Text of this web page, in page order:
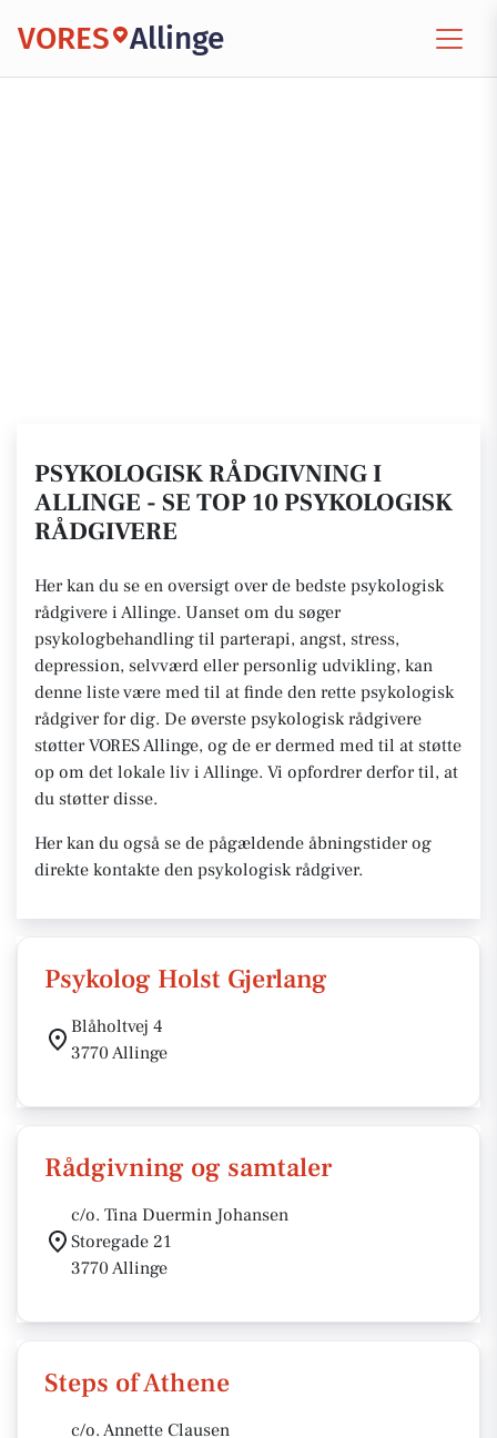
VORES Allinge
PSYKOLOGISK RÅDGIVNING I
ALLINGE - SE TOP 10 PSYKOLOGISK
RÅDGIVERE
Her kan du se en oversigt over de bedste psykologisk
rådgivere i Allinge. Uanset om du søger
psykologbehandling til parterapi, angst, stress,
depression, selvværd eller personlig udvikling, kan
denne liste være med til at finde den rette psykologisk
rådgiver for dig. De øverste psykologisk rådgivere
støtter VORES Allinge, og de er dermed med til at støtte
op om det lokale liv i Allinge. Vi opfordrer derfor til, at
du støtter disse.
Her kan du også se de pågældende åbningstider og
direkte kontakte den psykologisk rådgiver.
Psykolog Holst Gjerlang
Blåholtvej 4
3770 Allinge
Rådgivning og samtaler
c/o. Tina Duermin Johansen
Storegade 21
3770 Allinge
Steps of Athene
c/o. Annette Clausen